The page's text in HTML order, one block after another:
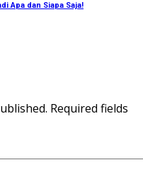
Apa dan Siapa Saja!
Required fields